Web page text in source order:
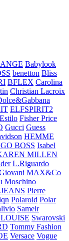
Babylook
benetton Bliss
BFLEX Carolina
Christian Lacroix
ELFSPIRIT2
Estilo Fisher Price
Gucci Guess
HEMME
BOSS Isabel
MILLEN
L.Riguardo
MAX&Co
Moschino
Pierre
Polaroid Polar
Sameir
Swarovski
Tommy Fashion
Versace Vogue